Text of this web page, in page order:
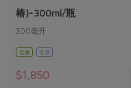
調理食材・點心
調味醬料/南北貨
烘焙．點心
醬料
湯品．鍋物
合作25-精選產品第四彈
合作25-精選產品第三彈
更多當季產品
關注議題
減硝酸鹽
產品檢驗
自主把關
檢驗報告
硝酸鹽檢驗
椿)-300ml/瓶
300毫升
全素 常溫
$1,850